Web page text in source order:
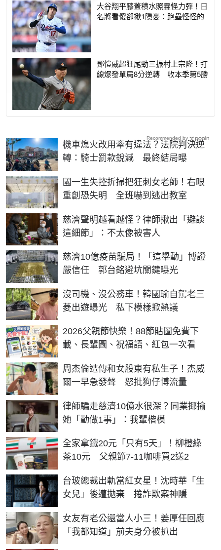
大谷翔平膝蓋積水照轟怪力彈！日
名將看傻卻揪1隱憂：跑壘怪怪的
鄧愷威超狂尾勁三振村上宗隆！打
線爆發單局8分逆轉 收本季第5勝
機車熄火改用牽有違法？法院判決逆
轉：騎士罰款銳減 最終結局曝
國一生失控折掃把狂刺女老師！右眼
重創恐失明 全班嚇到逃出教室
慈濟聲明越看越怪？律師揪出「避談
這細節」：不太像被害人
慈濟10億疫苗騙局！「這舉動」博證
嚴信任 郭台銘避坑關鍵曝光
沒司機、沒公務車！韓國瑜自駕老三
菱出遊曝光 私下模樣掀熱議
2026父親節快樂！88節貼圖免費下
載、長輩圖、祝福語、紅包一次看
周杰倫遭傳和女股東有私生子！杰威
爾一早急發聲 怒批狗仔博流量
律師騙走慈濟10億水很深？同業揶揄
她「勤做1事」：我輩楷模
全家拿鐵20元「只有5天」！柳橙綠
茶10元 父親節7-11咖啡買2送2
台玻總裁出軌當紅女星！沈時華「生
女兒」後遭拋棄 捲詐欺案神隱
女友有老公還當人小三！姜厚任回應
「我都知道」前夫身分被扒出
Recommended by